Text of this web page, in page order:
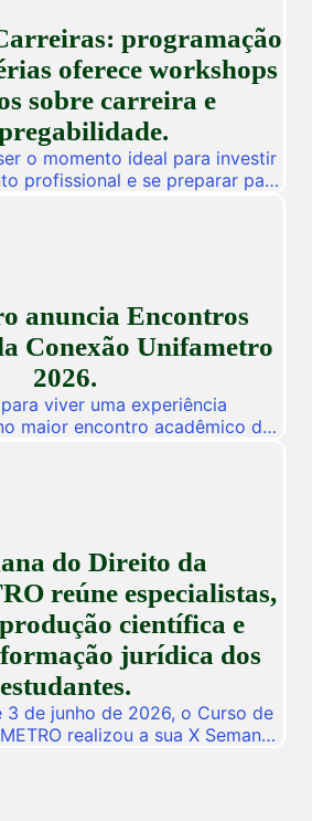
programação
oferece workshops
sobre carreira e
o momento ideal para investir
profissional e se preparar para
no mercado de trabalho.
Unifametro Carreiras promoverá,
o Impulsiona Carreiras, uma
de férias composta por
gratuitos voltados para alunos,
público interessado. […]
anuncia Encontros
Conexão Unifametro
2026.
viver uma experiência
maior encontro acadêmico da
De 03 a 05 de Novembro de
abre suas portas para a
2026, um evento presencial
a inovação, a troca de
e a disseminação de
Com o propósito central
de […]
do Direito da
reúne especialistas,
científica e
jurídica dos
estudantes.
3 de junho de 2026, o Curso de
realizou a sua X Semana